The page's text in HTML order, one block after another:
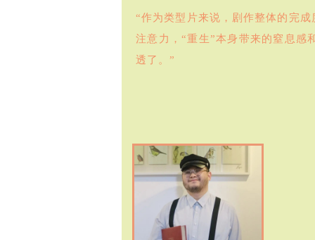
“作为类型片来说，剧作整体的完
注意力，“重生”本身带来的窒息感
透了。”